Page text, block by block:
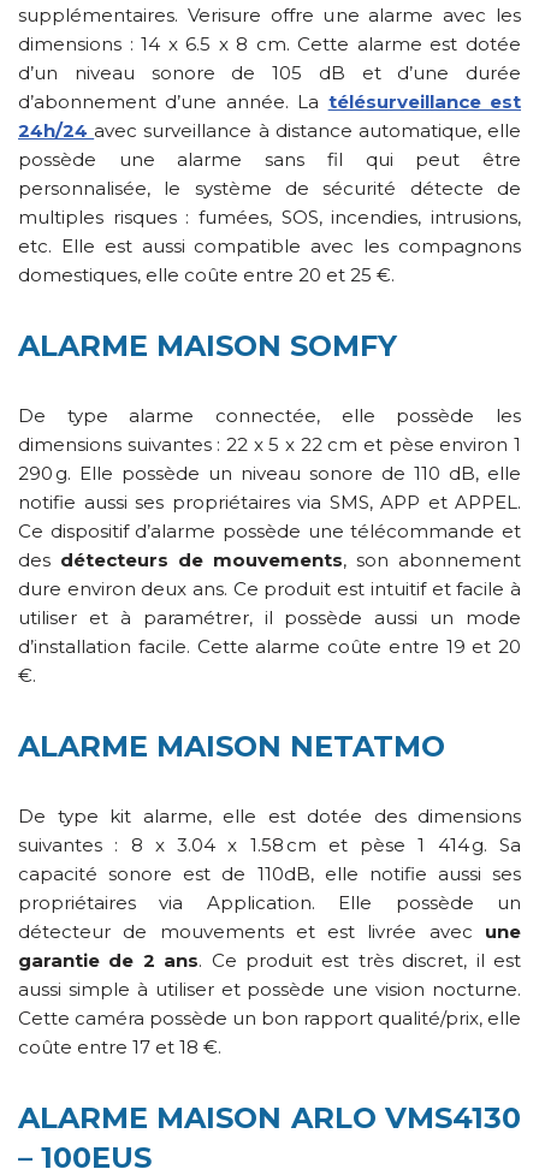
supplémentaires. Verisure offre une alarme avec les
dimensions : 14 x 6.5 x 8 cm. Cette alarme est dotée
d’un niveau sonore de 105 dB et d’une durée
d’abonnement d’une année. La télésurveillance est
24h/24 avec surveillance à distance automatique, elle
possède une alarme sans fil qui peut être
personnalisée, le système de sécurité détecte de
multiples risques : fumées, SOS, incendies, intrusions,
etc. Elle est aussi compatible avec les compagnons
domestiques, elle coûte entre 20 et 25 €.
ALARME MAISON SOMFY
De type alarme connectée, elle possède les
dimensions suivantes : 22 x 5 x 22 cm et pèse environ 1
290 g. Elle possède un niveau sonore de 110 dB, elle
notifie aussi ses propriétaires via SMS, APP et APPEL.
Ce dispositif d’alarme possède une télécommande et
des détecteurs de mouvements, son abonnement
dure environ deux ans. Ce produit est intuitif et facile à
utiliser et à paramétrer, il possède aussi un mode
d’installation facile. Cette alarme coûte entre 19 et 20
€.
ALARME MAISON NETATMO
De type kit alarme, elle est dotée des dimensions
suivantes : 8 x 3.04 x 1.58 cm et pèse 1 414 g. Sa
capacité sonore est de 110dB, elle notifie aussi ses
propriétaires via Application. Elle possède un
détecteur de mouvements et est livrée avec une
garantie de 2 ans. Ce produit est très discret, il est
aussi simple à utiliser et possède une vision nocturne.
Cette caméra possède un bon rapport qualité/prix, elle
coûte entre 17 et 18 €.
ALARME MAISON ARLO VMS4130
– 100EUS